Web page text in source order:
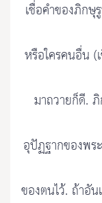
เชื่อคำของภิกษุ
หรือใครคนอื่น (
มาถวายก็ดี.
อุปัฏฐากของพร
ของตนไว้. ถ้าอัน